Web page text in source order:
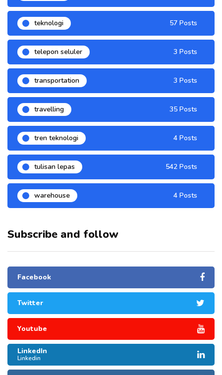
teknologi 57 Posts
telepon seluler 3 Posts
transportation 3 Posts
travelling 35 Posts
tren teknologi 4 Posts
tulisan lepas 542 Posts
warehouse 4 Posts
Subscribe and follow
Facebook
Twitter
Youtube
LinkedIn
Linkedin